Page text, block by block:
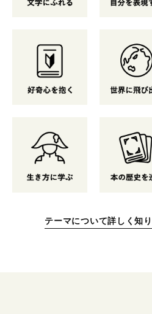
テーマについて詳しく知